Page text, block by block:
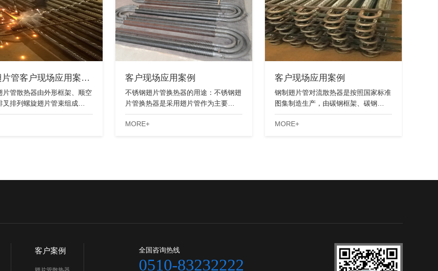
片管客户现场应用案…
片管散热器由外形框架、顺空
叉排列螺旋翅片管束组成…
客户现场应用案例
不锈钢翅片管换热器的用途：不锈钢翅
片管换热器是采用翅片管作为主要…
MORE+
客户现场应用案例
钢制翅片管对流散热器是按照国家标准
图集制造生产，由碳钢框架、碳钢…
MORE+
客户案例 全国咨询热线
0510-83232222